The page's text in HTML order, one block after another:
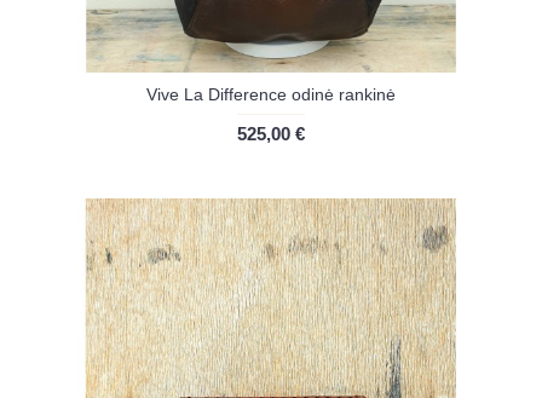
Vive La Difference odinė rankinė
525,00 €